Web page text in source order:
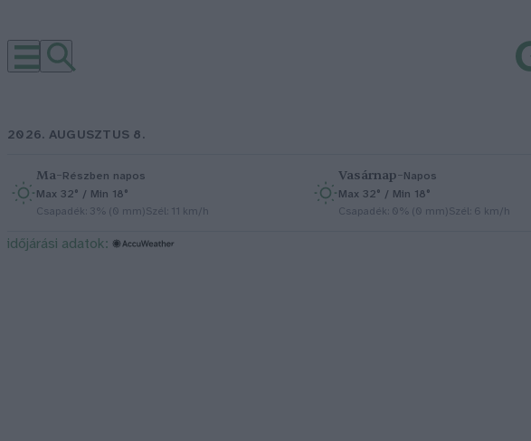
2026. AUGUSZTUS 8.
Ma–Részben napos
Max 32° / Min 18°
Csapadék: 3% (0 mm)Szél: 11 km/h
Vasárnap–Napos
Max 32° / Min 18°
Csapadék: 0% (0 mm)Szél: 6 km/h
időjárási adatok: